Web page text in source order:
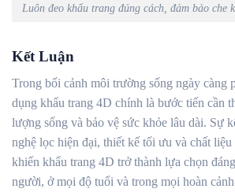
Luôn đeo khẩu trang đúng cách, đảm bảo che
Kết Luận
Trong bối cảnh môi trường sống ngày càng
dụng khẩu trang 4D chính là bước tiến cần
lượng sống và bảo vệ sức khỏe lâu dài. Sự
nghệ lọc hiện đại, thiết kế tối ưu và chất
khiến khẩu trang 4D trở thành lựa chọn
người, ở mọi độ tuổi và trong mọi hoàn